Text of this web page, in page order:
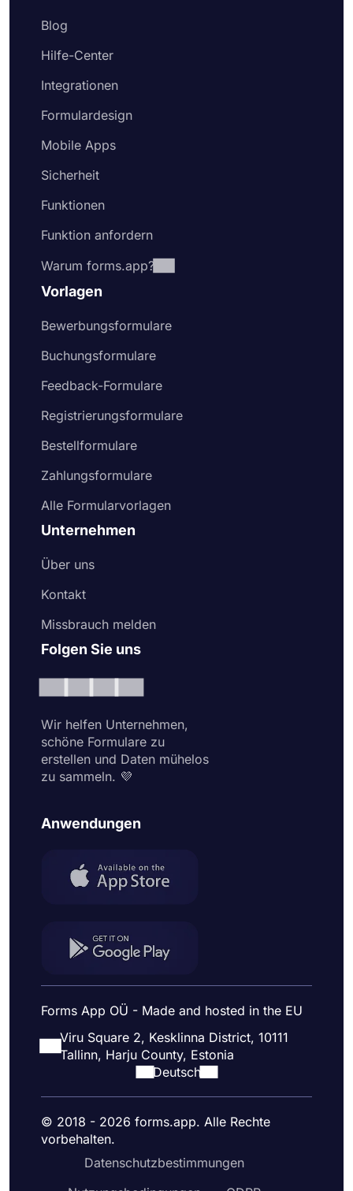
Blog
Hilfe-Center
Integrationen
Formulardesign
Mobile Apps
Sicherheit
Funktionen
Funktion anfordern
Warum forms.app?
Vorlagen
Bewerbungsformulare
Buchungsformulare
Feedback-Formulare
Registrierungsformulare
Bestellformulare
Zahlungsformulare
Alle Formularvorlagen
Unternehmen
Über uns
Kontakt
Missbrauch melden
Folgen Sie uns
Wir helfen Unternehmen,
schöne Formulare zu
erstellen und Daten mühelos
zu sammeln. 💜
Anwendungen
Forms App OÜ - Made and hosted in the EU
Viru Square 2, Kesklinna District, 10111
Tallinn, Harju County, Estonia
Deutsch
© 2018 - 2026 forms.app. Alle Rechte
vorbehalten.
Datenschutzbestimmungen